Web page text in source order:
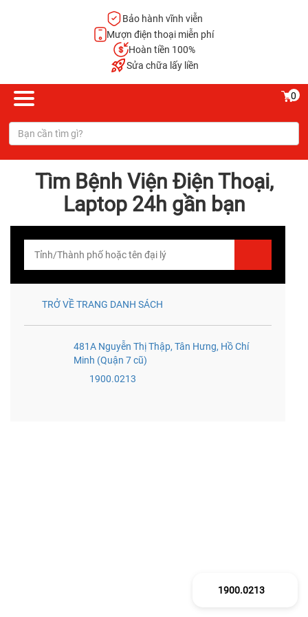
Bảo hành vĩnh viễn
Mượn điện thoại miễn phí
Hoàn tiền 100%
Sửa chữa lấy liền
0
Tìm Bệnh Viện Điện Thoại,
Laptop 24h gần bạn
TRỞ VỀ TRANG DANH SÁCH
481A Nguyễn Thị Thập, Tân Hưng, Hồ Chí
Minh (Quận 7 cũ)
1900.0213
1900.0213